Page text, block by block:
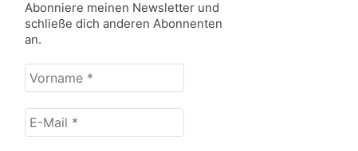
Abonniere meinen Newsletter und
schließe dich anderen Abonnenten
an.
Vorname
E-
Mail